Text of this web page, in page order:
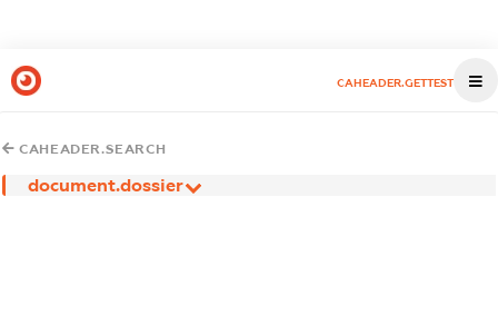
CAHEADER.GETTEST
CAHEADER.SEARCH
document.dossier